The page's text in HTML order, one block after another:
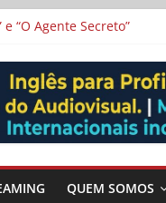
para o cinema
Agente Secreto”
QUEM SOMOS